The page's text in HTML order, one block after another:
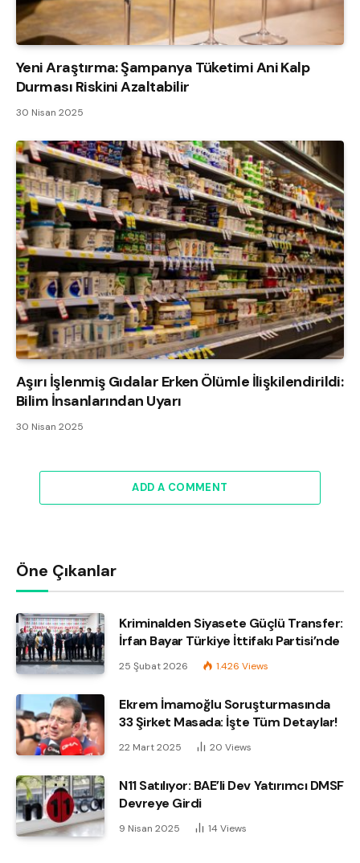
Yeni Araştırma: Şampanya Tüketimi Ani Kalp
Durması Riskini Azaltabilir
30 Nisan 2025
Aşırı İşlenmiş Gıdalar Erken Ölümle İlişkilendirildi:
Bilim İnsanlarından Uyarı
30 Nisan 2025
ADD A COMMENT
Öne Çıkanlar
Kriminalden Siyasete Güçlü Transfer:
İrfan Bayar Türkiye İttifakı Partisi’nde
25 Şubat 2026 1.426 Views
Ekrem İmamoğlu Soruşturmasında
33 Şirket Masada: İşte Tüm Detaylar!
22 Mart 2025 20 Views
N11 Satılıyor: BAE’li Dev Yatırımcı DMSF
Devreye Girdi
9 Nisan 2025 14 Views